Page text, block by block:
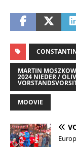
MARTIN
2024 NIEDER /
MOOVIE